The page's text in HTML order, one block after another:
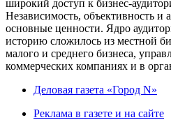
широкий доступ к бизнес-
Независимость, объективность и
основные ценности. Ядро
историю сложилось из местной
малого и среднего бизнеса,
коммерческих компаниях и в
Деловая газета «Город N»
Реклама в газете и на сайте